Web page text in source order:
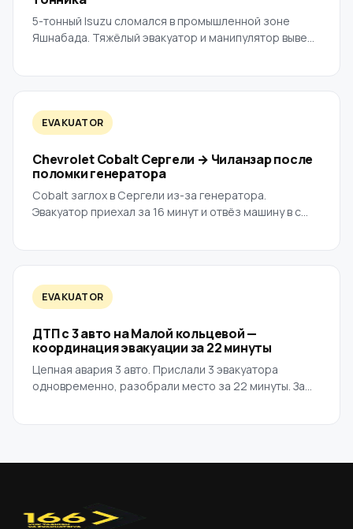
5-тонный Isuzu сломался в промышленной зоне
Яшнабада. Тяжёлый эвакуатор и манипулятор выве...
EVAKUATOR
Chevrolet Cobalt Сергели → Чиланзар после
поломки генератора
Cobalt заглох в Сергели из-за генератора.
Эвакуатор приехал за 16 минут и отвёз машину в с...
EVAKUATOR
ДТП с 3 авто на Малой кольцевой —
координация эвакуации за 22 минуты
Цепная авария 3 авто. Прислали 3 эвакуатора
одновременно, разобрали место за 22 минуты. За...